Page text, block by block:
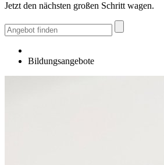
Jetzt den nächsten großen Schritt wagen.
Bildungsangebote